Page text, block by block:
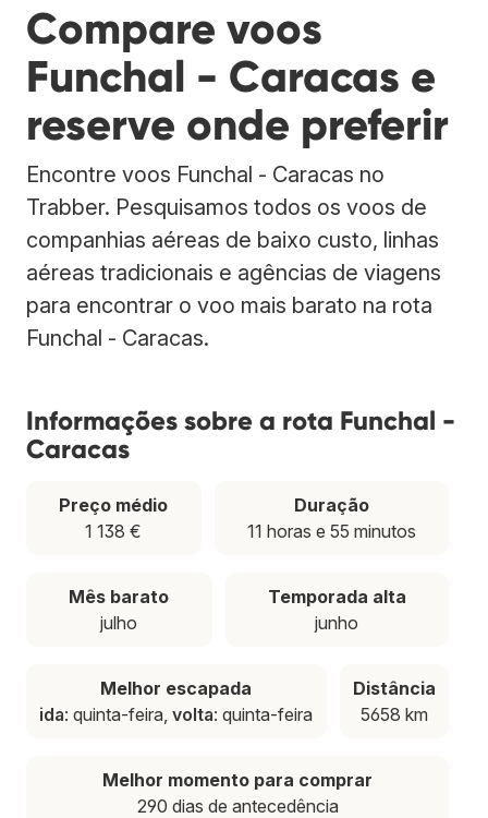
Compare voos
Funchal - Caracas e
reserve onde preferir
Encontre voos Funchal - Caracas no
Trabber. Pesquisamos todos os voos de
companhias aéreas de baixo custo, linhas
aéreas tradicionais e agências de viagens
para encontrar o voo mais barato na rota
Funchal - Caracas.
Informações sobre a rota Funchal -
Caracas
Preço médio
1 138 €
Duração
11 horas e 55 minutos
Mês barato
julho
Temporada alta
junho
Melhor escapada
ida: quinta-feira,volta: quinta-feira
Distância
5658 km
Melhor momento para comprar
290 dias de antecedência